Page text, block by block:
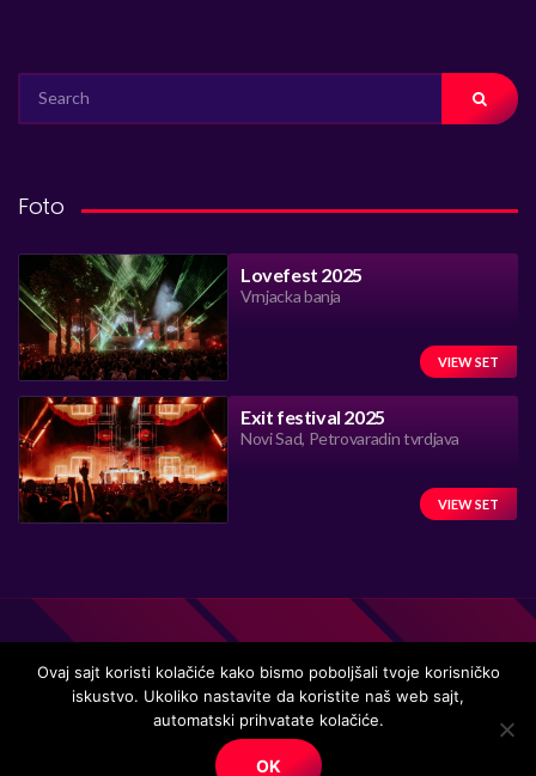
FOR:
Foto
Lovefest 2025
Vrnjacka banja
VIEW SET
Exit festival 2025
Novi Sad, Petrovaradin tvrdjava
VIEW SET
Handmade in Serbia 15 years ago, while listening to the great
Ovaj sajt koristi kolačiće kako bismo poboljšali tvoje korisničko
iskustvo. Ukoliko nastavite da koristite naš web sajt,
automatski prihvatate kolačiće.
OK